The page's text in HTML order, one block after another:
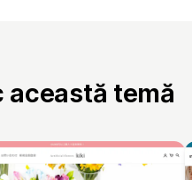
această temă